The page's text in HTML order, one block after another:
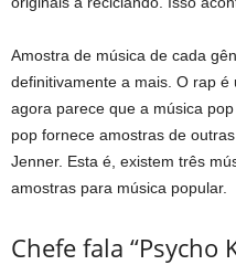
Amostra de música de cada
definitivamente a mais. O rap
agora parece que a música
pop fornece amostras de
Jenner. Esta é, existem três
amostras para música popular.
Chefe fala “Psycho